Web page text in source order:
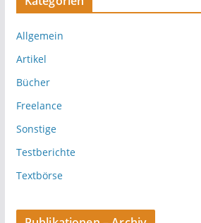
Allgemein
Artikel
Bücher
Freelance
Sonstige
Testberichte
Textbörse